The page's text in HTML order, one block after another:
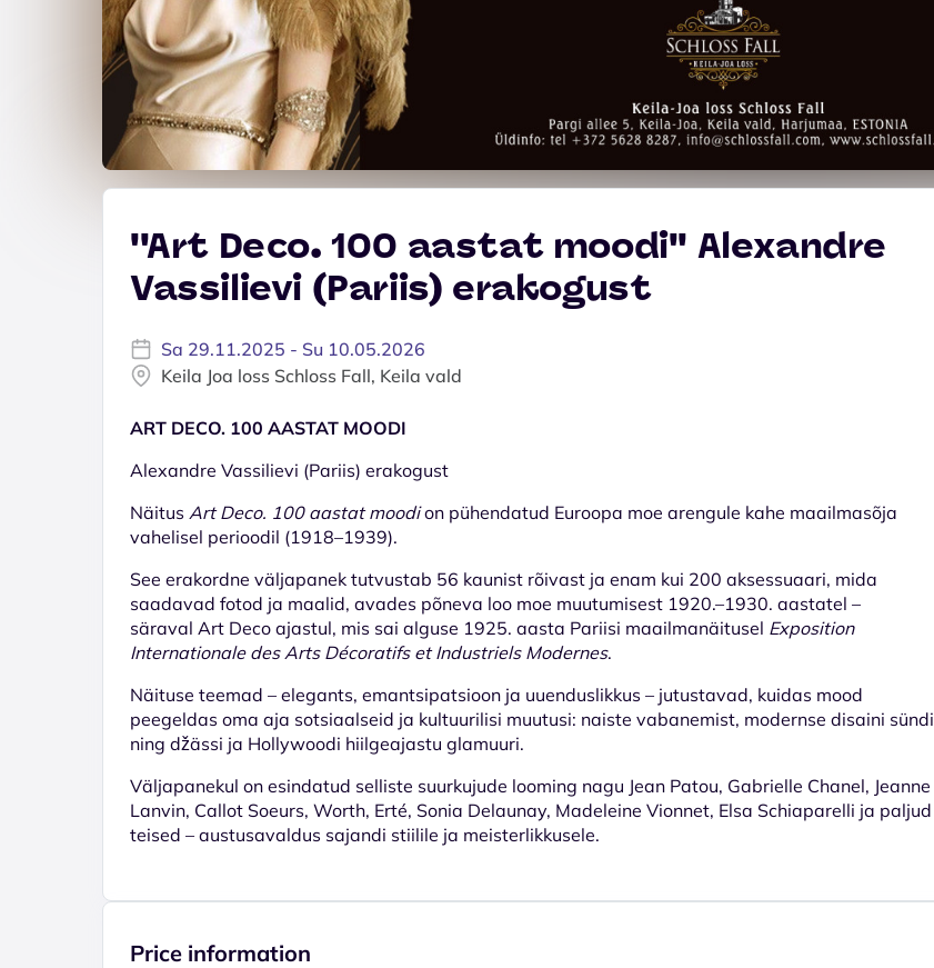
''Art Deco. 100 aastat moodi'' Alexandre
Vassilievi (Pariis) erakogust
Sa 29.11.2025 - Su 10.05.2026
Keila Joa loss Schloss Fall, Keila vald
ART DECO. 100 AASTAT MOODI
Alexandre Vassilievi (Pariis) erakogust
Näitus Art Deco. 100 aastat moodion pühendatud Euroopa moe arengule kahe maailmasõja
vahelisel perioodil (1918–1939).
See erakordne väljapanek tutvustab 56 kaunist rõivast ja enam kui 200 aksessuaari, mida
saadavad fotod ja maalid, avades põneva loo moe muutumisest 1920.–1930. aastatel –
säraval Art Deco ajastul, mis sai alguse 1925. aasta Pariisi maailmanäitusel Exposition
Internationale des Arts Décoratifs et Industriels Modernes.
Näituse teemad – elegants, emantsipatsioon ja uuenduslikkus – jutustavad, kuidas mood
peegeldas oma aja sotsiaalseid ja kultuurilisi muutusi: naiste vabanemist, modernse disaini sündi
ning džässi ja Hollywoodi hiilgeajastu glamuuri.
Väljapanekul on esindatud selliste suurkujude looming nagu Jean Patou, Gabrielle Chanel, Jeanne
Lanvin, Callot Soeurs, Worth, Erté, Sonia Delaunay, Madeleine Vionnet, Elsa Schiaparelli ja paljud
teised – austusavaldus sajandi stiilile ja meisterlikkusele.
Price information